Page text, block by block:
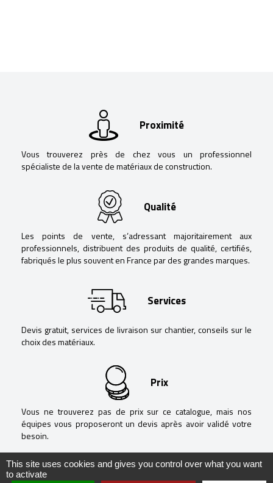
Proximité
Vous trouverez près de chez vous un professionnel
spécialiste de la vente de matériaux de construction.
Qualité
Les points de vente, s’adressant majoritairement aux
professionnels, distribuent des produits de qualité, certifiés,
fabriqués le plus souvent en France par des grandes marques.
Services
Devis gratuit, services de livraison sur chantier, conseils sur le
choix des matériaux.
Prix
Vous ne trouverez pas de prix sur ce catalogue, mais nos
équipes vous proposeront un devis après avoir validé votre
besoin.
This site uses cookies and gives you control over what you want
to activate